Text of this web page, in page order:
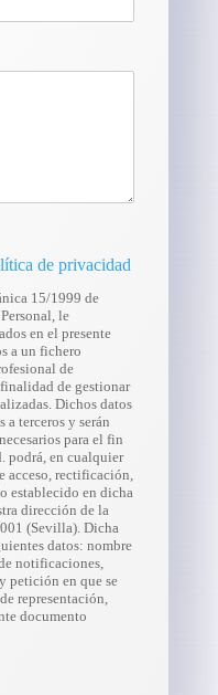
de privacidad
15/1999 de
le
en el presente
a un fichero
de
de gestionar
Dichos datos
a terceros y serán
para el fin
podrá, en cualquier
acceso, rectificación,
establecido en dicha
dirección de la
(Sevilla). Dicha
datos: nombre
notificaciones,
petición en que se
representación,
documento